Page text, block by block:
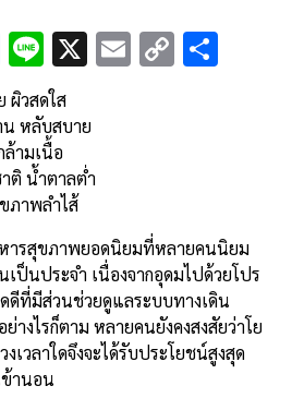
F
ac
e
b
o
o
k
Li
n
e
X E C
ผิวสดใส
หลับสบาย
ามเนื้อ
าติ น้ำตาลต่ำ
ภาพลำไส้
ารสุขภาพยอดนิยมที่หลายคนนิยม
ป็นประจำ เนื่องจากอุดมไปด้วยโปร
ดีที่มีส่วนช่วยดูแลระบบทางเดิน
างไรก็ตาม หลายคนยังคงสงสัยว่าโย
เวลาใดจึงจะได้รับประโยชน์สูงสุด
ข้านอน